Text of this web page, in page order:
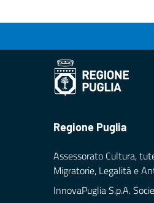
Regione Puglia
Assessorato Cultura,
Migratorie, Legalità e
InnovaPuglia S.p.A.